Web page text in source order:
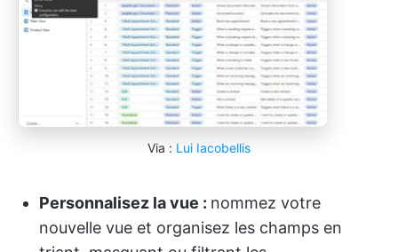
Via : Lui Iacobellis
Personnalisez la vue : nommez votre
nouvelle vue et organisez les champs en